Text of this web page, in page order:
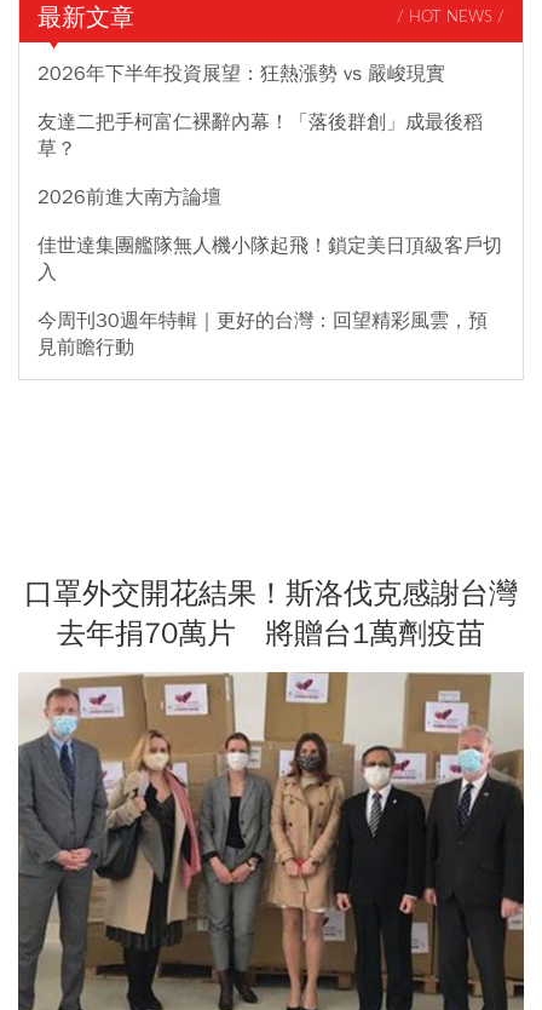
最新文章 / HOT NEWS /
2026年下半年投資展望：狂熱漲勢 vs 嚴峻現實
友達二把手柯富仁裸辭內幕！「落後群創」成最後稻
草？
2026前進大南方論壇
佳世達集團艦隊無人機小隊起飛！鎖定美日頂級客戶切
入
今周刊30週年特輯｜更好的台灣：回望精彩風雲，預
見前瞻行動
口罩外交開花結果！斯洛伐克感謝台灣
去年捐70萬片 將贈台1萬劑疫苗